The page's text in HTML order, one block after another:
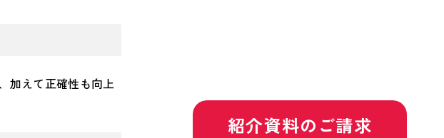
加えて正確性も向上
紹介資料のご請求